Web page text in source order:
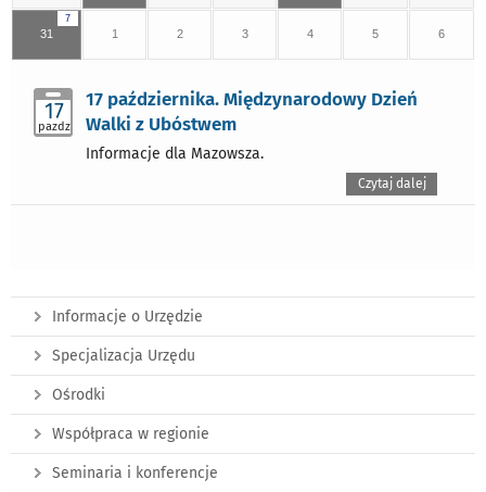
7
31 1 2 3 4 5 6
17
pazdz
17 października. Międzynarodowy Dzień
Walki z Ubóstwem
Informacje dla Mazowsza.
Czytaj dalej
Informacje o Urzędzie
Specjalizacja Urzędu
Ośrodki
Współpraca w regionie
Seminaria i konferencje